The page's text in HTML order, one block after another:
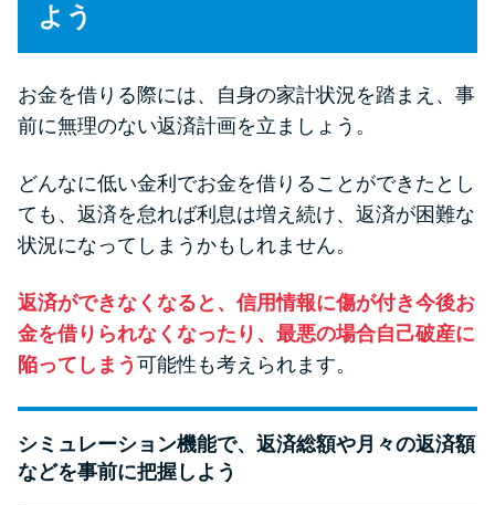
よう
お金を借りる際には、自身の家計状況を踏まえ、事
前に無理のない返済計画を立ましょう。
どんなに低い金利でお金を借りることができたとし
ても、返済を怠れば利息は増え続け、返済が困難な
状況になってしまうかもしれません。
返済ができなくなると、信用情報に傷が付き今後お
金を借りられなくなったり、最悪の場合自己破産に
陥ってしまう 可能性も考えられます。
シミュレーション機能で、返済総額や月々の返済額
などを事前に把握しよう